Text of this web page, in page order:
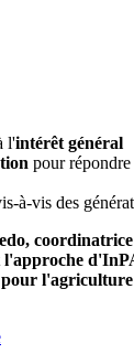
l'intérêt général
pour répondre
à-vis des
l'approche
l'agriculture